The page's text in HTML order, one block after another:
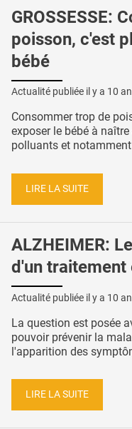
GROSSESSE:
poisson, c'est
bébé
Actualité publiée il y a 10
Consommer trop de
exposer le bébé à
polluants et
LIRE LA SUITE
ALZHEIMER:
d'un traitement
Actualité publiée il y a 10
La question est posée
pouvoir prévenir la
l'apparition des
LIRE LA SUITE